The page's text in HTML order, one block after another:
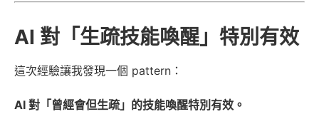
AI 對「生疏技能喚醒」特別有效
這次經驗讓我發現一個 pattern：
AI 對「曾經會但生疏」的技能喚醒特別有效。